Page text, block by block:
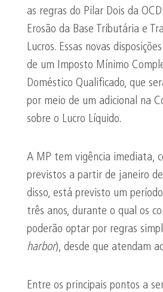
as regras do Pilar Dois da
Erosão da Base Tributária e
Lucros. Essas novas
de um Imposto Mínimo
Doméstico Qualificado, que
por meio de um adicional na
sobre o Lucro Líquido.
A MP tem vigência imediata,
previstos a partir de janeiro
disso, está previsto um
três anos, durante o qual os
poderão optar por regras
harbor), desde que atendam
Entre os principais pontos a